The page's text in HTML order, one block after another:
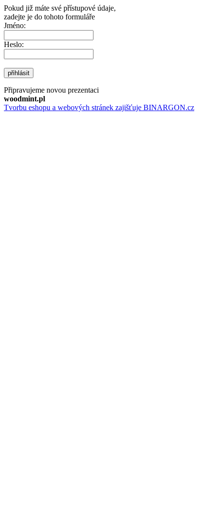
Pokud již máte své přístupové údaje,
zadejte je do tohoto formuláře
Jméno:
Heslo:
přihlásit
Připravujeme novou prezentaci
woodmint.pl
Tvorbu eshopu a webových stránek zajišťuje BINARGON.cz